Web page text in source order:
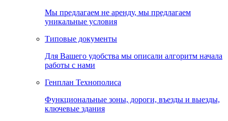
Мы предлагаем не аренду, мы предлагаем
уникальные условия
Типовые документы
Для Вашего удобства мы описали алгоритм начала
работы с нами
Генплан Технополиса
Функциональные зоны, дороги, въезды и выезды,
ключевые здания